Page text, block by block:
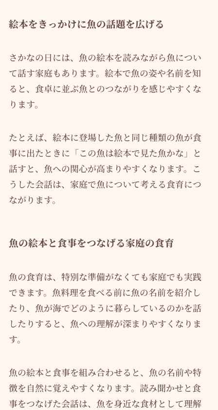
絵本をきっかけに魚の話題を広げる
さかなの日には、魚の絵本を読みながら魚につい
て話す家庭もあります。絵本で魚の姿や名前を知
ると、食卓に並ぶ魚とのつながりを感じやすくな
ります。
たとえば、絵本に登場した魚と同じ種類の魚が食
事に出たときに「この魚は絵本で見た魚かな」と
話すと、魚への関心が高まりやすくなります。こ
うした会話は、家庭で魚について考える食育につ
ながります。
魚の絵本と食事をつなげる家庭の食育
魚の食育は、特別な準備がなくても家庭でも実践
できます。魚料理を食べる前に魚の名前を紹介し
たり、魚が海でどのように暮らしているのかを話
したりすると、魚への理解が深まりやすくなりま
す。
魚の絵本と食事を組み合わせると、魚の名前や特
徴を自然に覚えやすくなります。読み聞かせと食
事をつなげた会話は、魚を身近な食材として理解